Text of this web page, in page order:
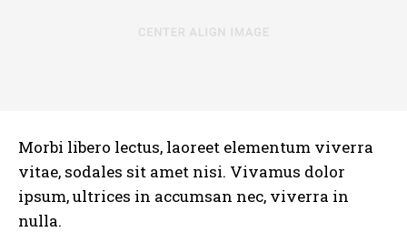
Morbi libero lectus, laoreet elementum viverra
vitae, sodales sit amet nisi. Vivamus dolor
ipsum, ultrices in accumsan nec, viverra in
nulla.